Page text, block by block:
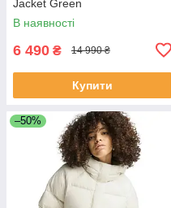
Jacket Green
В наявності
6 490 ₴ 14 990 ₴
Купити
–50%